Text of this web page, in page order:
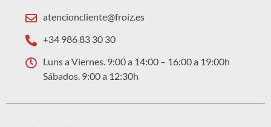
atencioncliente@froiz.es
+34 986 83 30 30
Luns a Viernes. 9:00 a 14:00 – 16:00 a 19:00h
Sábados. 9:00 a 12:30h